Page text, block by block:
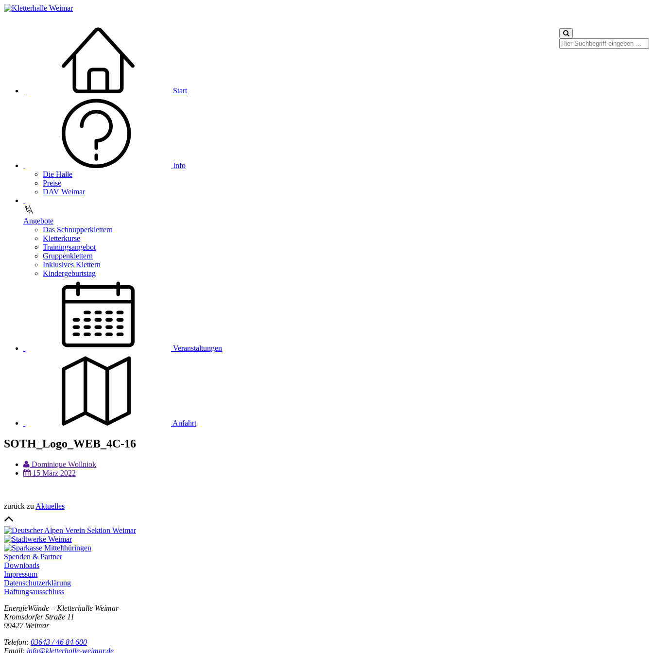
Start
Info
Die Halle
Preise
DAV Weimar
Angebote
Das Schnupperklettern
Kletterkurse
Trainingsangebot
Gruppenklettern
Inklusives Klettern
Kindergeburtstag
Veranstaltungen
Anfahrt
SOTH_Logo_WEB_4C-16
Dominique Wollniok
15 März 2022
zurück zu Aktuelles
Spenden & Partner
Downloads
Impressum
Datenschutzerklärung
Haftungsausschluss
EnergieWände – Kletterhalle Weimar
Kromsdorfer Straße 11
99427 Weimar
Telefon: 03643 / 46 84 600
Email: info@kletterhalle-weimar.de